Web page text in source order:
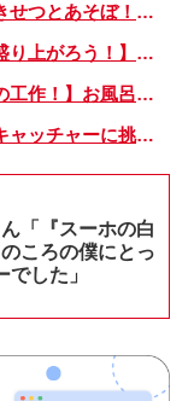
【ボーネルンドのきせつとあそぼ！】画用紙に、塗って、切って、貼って完成！ 夏を彩る元気なお花「カラフルサンフラワー」の作り方
【夏祭りごっこで盛り上がろう！】紙皿やストローでフォトプロップス風のおしゃれな「おめん」の作り方
【牛乳パックで夏の工作！】お風呂やおうちプールで水に浮かべてあそぼ！「牛乳パックのぷかぷかボート」
【おうちでドームキャッチャーに挑戦だ】アンパンマン わくわくドームキャッチャー
「『スーホの白
ころの僕にとっ
でした」